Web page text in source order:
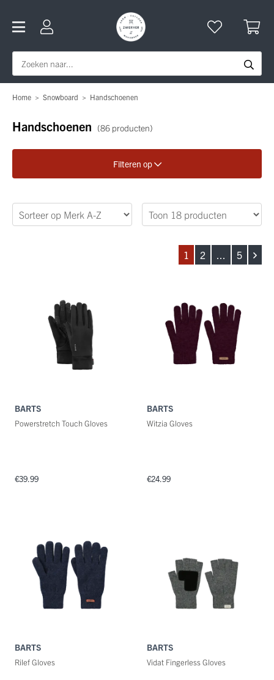
Home > Snowboard > Handschoenen
Handschoenen (86 producten)
Filteren op
Verfijn je zoekopdracht
1 2 ... 5
BARTS
Powerstretch Touch Gloves
€39.99
BARTS
Witzia Gloves
€24.99
BARTS
Rilef Gloves
BARTS
Vidat Fingerless Gloves